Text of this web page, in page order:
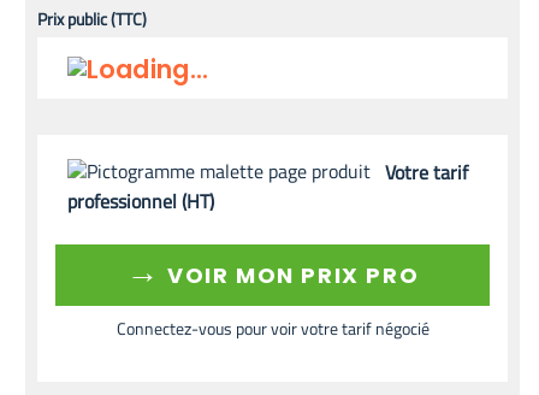
Prix public (TTC)
Votre tarif
professionnel (HT)
→ VOIR MON PRIX PRO
Connectez-vous pour voir votre tarif négocié